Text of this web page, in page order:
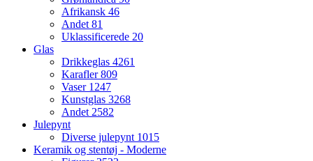
Afrikansk 46
Andet81
Uklassificerede 20
Glas
Drikkeglas 4261
Karafler809
Vaser 1247
Kunstglas 3268
Andet2582
Julepynt
Diverse julepynt 1015
Keramik og stentøj - Moderne